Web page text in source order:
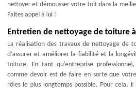
nettoyer et démousser votre toit dans la
Faites appel à lui !
Entretien de nettoyage de toiture
La réalisation des travaux de nettoyage de
d’assurer et améliorer la fiabilité et la
toiture. En tant qu’entreprise
comme devoir est de faire en sorte que
rôles le plus longtemps possible. Pour cela,